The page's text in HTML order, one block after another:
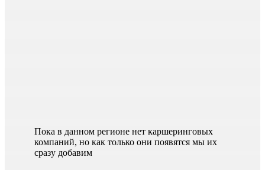
Пока в данном регионе нет каршеринговых
компаний, но как только они появятся мы их
сразу добавим